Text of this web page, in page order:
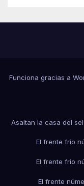
Funciona gracias a
Asaltan la casa del
El frente frío
El frente frío
El frente